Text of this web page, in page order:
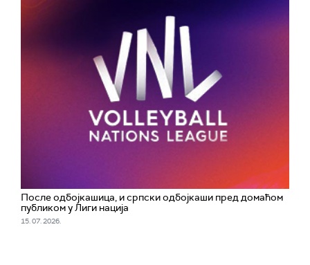
После одбојкашица, и српски одбојкаши пред домаћом
публиком у Лиги нација
15. 07. 2026.